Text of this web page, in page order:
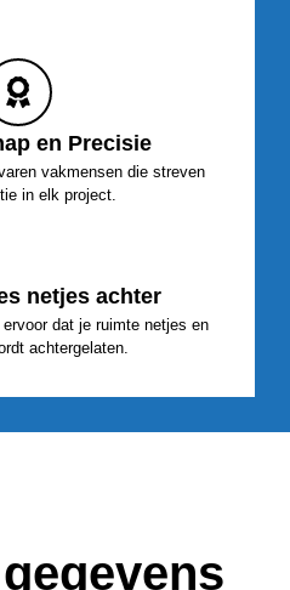
en Precisie
vakmensen die streven
in elk project.
netjes achter
dat je ruimte netjes en
achtergelaten.